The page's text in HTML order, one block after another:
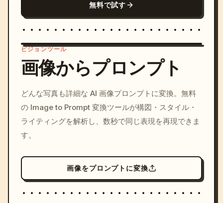
無料で試す
c, cyberpunk sunset, neon
colors, 8k --v 6.0
ビジョンツール
画像からプロンプト
どんな写真も詳細な AI 画像プロンプトに変換。無料
の Image to Prompt 変換ツールが構図・スタイル・
ライティングを解析し、数秒で同じ表現を再現できま
す。
画像をプロンプトに変換